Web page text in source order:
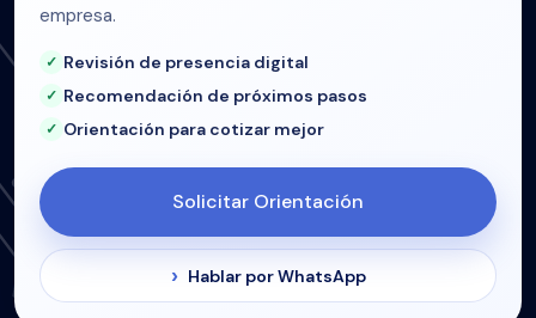
empresa.
Revisión de presencia digital
Recomendación de próximos pasos
Orientación para cotizar mejor
Solicitar Orientación
Hablar por WhatsApp